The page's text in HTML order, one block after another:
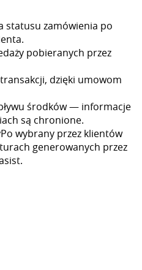
statusu zamówienia po
pobieranych przez
dzięki umowom
środków — informacje
są chronione.
wybrany przez klientów
generowanych przez